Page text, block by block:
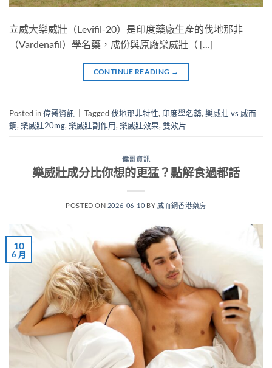
立威大樂威壯（Levifil-20）是印度藥廠生產的伐地那非
（Vardenafil）學名藥，成份與原廠樂威壯（ […]
CONTINUE READING →
Posted in偉哥資訊 Tagged伐地那非特性, 印度學名藥, 樂威壯 vs 威而
鋼, 樂威壯20mg, 樂威壯副作用, 樂威壯效果, 雙效片
偉哥資訊
樂威壯成分比你想的更猛？點解食過都話
POSTED ON 2026-06-10 BY 威而鋼香港藥房
10
6 月